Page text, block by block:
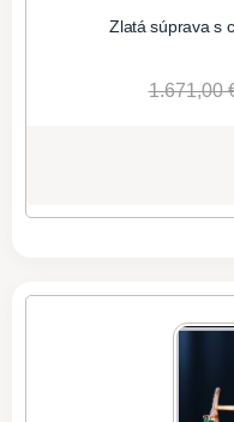
Zlatá súprava s
1.671,00